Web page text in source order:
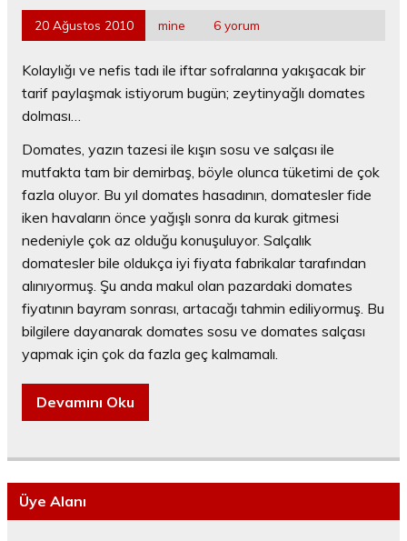
20 Ağustos 2010 mine 6 yorum
Kolaylığı ve nefis tadı ile iftar sofralarına yakışacak bir
tarif paylaşmak istiyorum bugün; zeytinyağlı domates
dolması…
Domates, yazın tazesi ile kışın sosu ve salçası ile
mutfakta tam bir demirbaş, böyle olunca tüketimi de çok
fazla oluyor. Bu yıl domates hasadının, domatesler fide
iken havaların önce yağışlı sonra da kurak gitmesi
nedeniyle çok az olduğu konuşuluyor. Salçalık
domatesler bile oldukça iyi fiyata fabrikalar tarafından
alınıyormuş. Şu anda makul olan pazardaki domates
fiyatının bayram sonrası, artacağı tahmin ediliyormuş. Bu
bilgilere dayanarak domates sosu ve domates salçası
yapmak için çok da fazla geç kalmamalı.
Devamını Oku
Üye Alanı